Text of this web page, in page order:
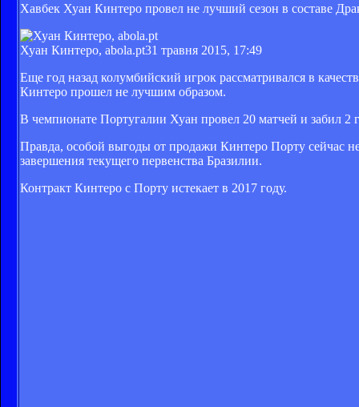
Хавбек Хуан Кинтеро провел не лучший сезон в составе
Хуан Кинтеро, abola.pt31 травня 2015, 17:49
Еще год назад колумбийский игрок рассматривался в
Кинтеро прошел не лучшим образом.
В чемпионате Португалии Хуан провел 20 матчей и забил 2
Правда, особой выгоды от продажи Кинтеро Порту сейчас
завершения текущего первенства Бразилии.
Контракт Кинтеро с Порту истекает в 2017 году.